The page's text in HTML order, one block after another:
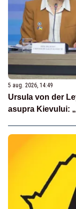
5 aug. 2026, 14:49
Ursula von der
asupra Kievului: